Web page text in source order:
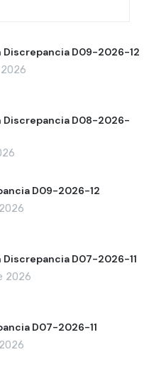
Discrepancia D09-2026-12
Discrepancia D08-2026-
D09-2026-12
D07-2026-11
2026
D07-2026-11